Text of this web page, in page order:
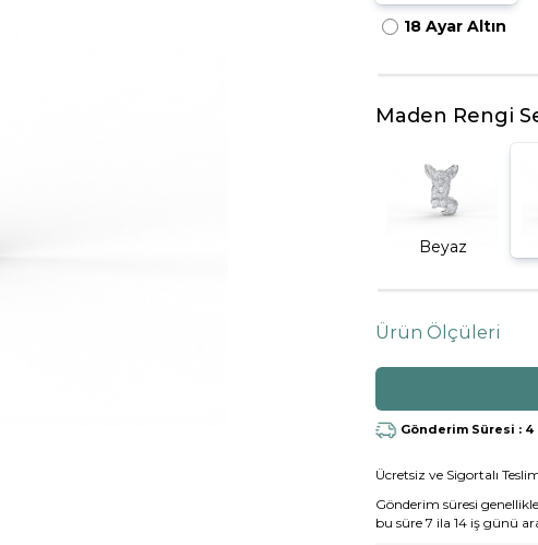
18 Ayar Altın
Maden Rengi
Beyaz
Ürün Ölçüleri
Gönderim Süresi : 4
Ücretsiz ve Sigortalı
Gönderim süresi
bu süre 7 ila 14 iş günü